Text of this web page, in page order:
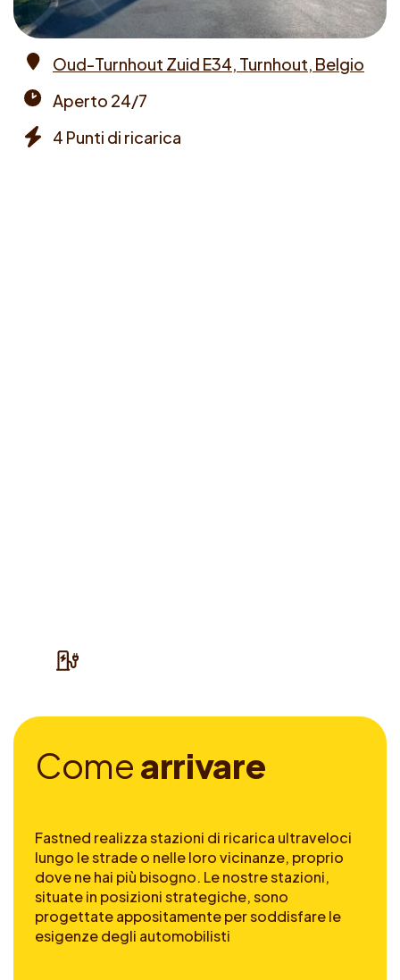
Oud-Turnhout Zuid E34, Turnhout, Belgio
times
Aperto 24/7
4 Punti di ricarica
Comearrivare
Fastned realizza stazioni di ricarica ultraveloci
lungo le strade o nelle loro vicinanze, proprio
dove ne hai più bisogno. Le nostre stazioni,
situate in posizioni strategiche, sono
progettate appositamente per soddisfare le
esigenze degli automobilisti